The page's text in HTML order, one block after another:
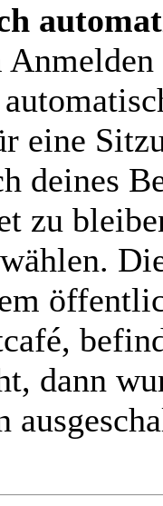
eine
deines
zu
dann